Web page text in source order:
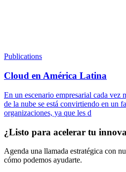
Publications
Cloud en América Latina
En un escenario empresarial cada vez
de la nube se está convirtiendo en un
organizaciones, ya que les d
¿Listo para acelerar tu
Agenda una llamada estratégica con
cómo podemos ayudarte.